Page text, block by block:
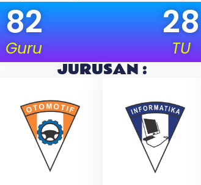
Guru
82
TU
28
JURUSAN :